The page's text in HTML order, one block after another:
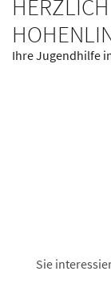
Ihre Jugendhilfe
Sie